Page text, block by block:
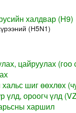
халдвар (H9)
(H5N1)
цайруулах (гоо
шиг өөхлөх
үлд, ороогч үлд
харшил